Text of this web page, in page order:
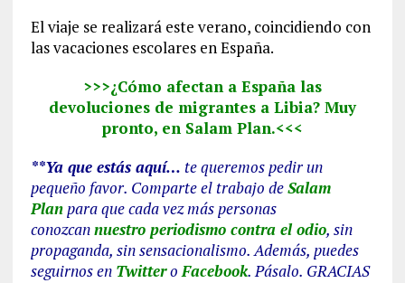
El viaje se realizará este verano, coincidiendo con
las vacaciones escolares en España.
>>>¿Cómo afectan a España las
devoluciones de migrantes a Libia? Muy
pronto, en Salam Plan.<<<
**Ya que estás aquí… te queremos pedir un
pequeño favor. Comparte el trabajo deSalam
Planpara que cada vez más personas
conozcannuestro periodismo contra el odio, sin
propaganda, sin sensacionalismo. Además, puedes
seguirnos en TwitteroFacebook. Pásalo. GRACIAS